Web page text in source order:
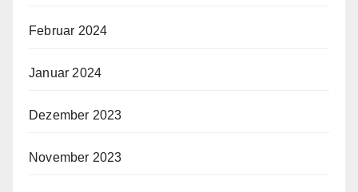
Februar 2024
Januar 2024
Dezember 2023
November 2023